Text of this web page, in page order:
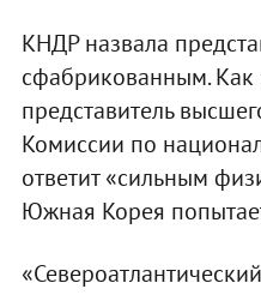
КНДР назвала
сфабрикованным. Как
представитель
Комиссии по
ответит «сильным
Южная Корея